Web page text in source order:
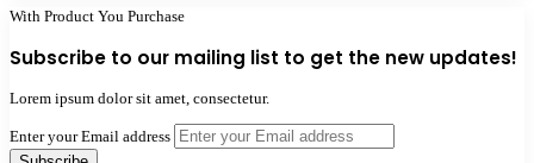
With Product You Purchase
Subscribe to our mailing list to get the new updates!
Lorem ipsum dolor sit amet, consectetur.
Enter your Email address